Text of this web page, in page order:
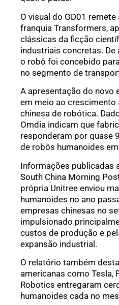
O visual do GD01 remete
franquia Transformers,
clássicas da ficção
industriais concretas. De
o robô foi concebido
no segmento de
A apresentação do novo
em meio ao crescimento
chinesa de robótica.
Omdia indicam que
responderam por quase
de robôs humanoides
Informações publicadas
South China Morning
própria Unitree enviou
humanoides no ano
empresas chinesas no
impulsionado
custos de produção e
expansão industrial.
O relatório também
americanas como Tesla,
Robotics entregaram
humanoides cada no